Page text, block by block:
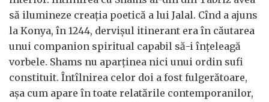
să ilumineze creația poetică a lui Jalal. Cînd a ajuns
la Konya, în 1244, dervișul itinerant era în căutarea
unui companion spiritual capabil să-i înțeleagă
vorbele. Shams nu aparținea nici unui ordin sufi
constituit. Întîlnirea celor doi a fost fulgerătoare,
așa cum apare în toate relatările contemporanilor,